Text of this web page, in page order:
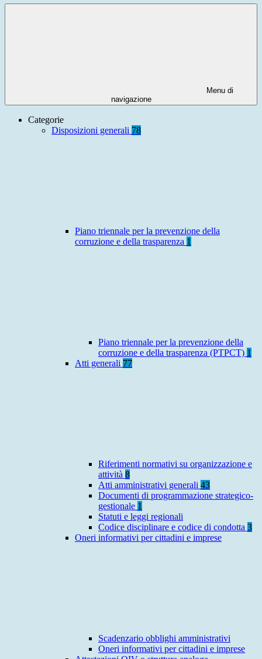
Menu di
navigazione
Categorie
Disposizioni generali 78
Piano triennale per la prevenzione della
corruzione e della trasparenza 1
Piano triennale per la prevenzione della
corruzione e della trasparenza (PTPCT) 1
Atti generali 77
Riferimenti normativi su organizzazione e
attività 8
Atti amministrativi generali 43
Documenti di programmazione strategico-
gestionale 1
Statuti e leggi regionali
Codice disciplinare e codice di condotta 3
Oneri informativi per cittadini e imprese
Scadenzario obblighi amministrativi
Oneri informativi per cittadini e imprese